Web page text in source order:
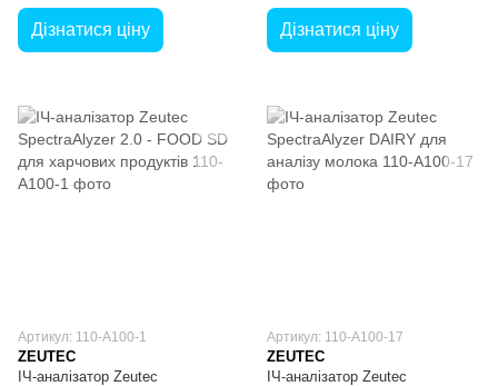
Дізнатися ціну Дізнатися ціну
Артикул: 110-A100-1
ZEUTEC
ІЧ-аналізатор Zeutec
Артикул: 110-A100-17
ZEUTEC
ІЧ-аналізатор Zeutec